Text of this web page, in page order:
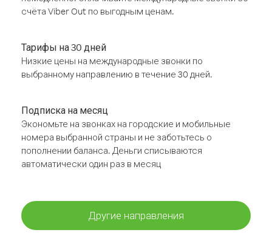
счёта Viber Out по выгодным ценам.
Тарифы на 30 дней
Низкие цены на международные звонки по
выбранному направлению в течение 30 дней.
Подписка на месяц
Экономьте на звонках на городские и мобильные
номера выбранной страны и не заботьтесь о
пополнении баланса. Деньги списываются
автоматически один раз в месяц
Другие направления